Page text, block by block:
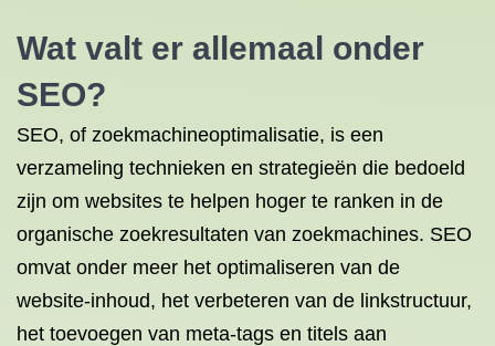
Wat valt er allemaal onder
SEO?
SEO, of zoekmachineoptimalisatie, is een
verzameling technieken en strategieën die bedoeld
zijn om websites te helpen hoger te ranken in de
organische zoekresultaten van zoekmachines. SEO
omvat onder meer het optimaliseren van de
website-inhoud, het verbeteren van de linkstructuur,
het toevoegen van meta-tags en titels aan